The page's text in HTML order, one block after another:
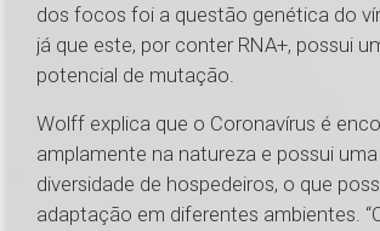
dos focos foi a questão genética do
já que este, por conter RNA+, possui
potencial de mutação.
Wolff explica que o Coronavírus é
amplamente na natureza e possui
diversidade de hospedeiros, o que
adaptação em diferentes ambientes.